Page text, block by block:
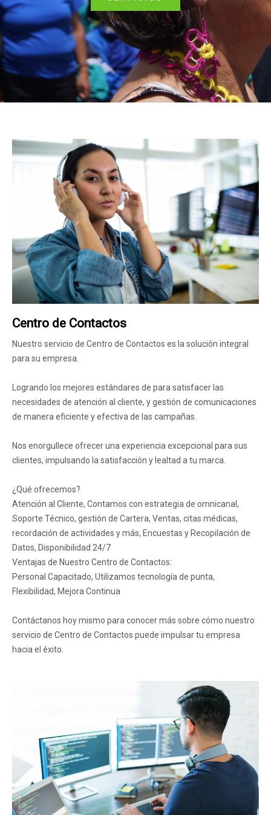
Centro de Contactos
Nuestro servicio de Centro de Contactos es la solución integral
para su empresa.
Logrando los mejores estándares de para satisfacer las
necesidades de atención al cliente, y gestión de comunicaciones
de manera eficiente y efectiva de las campañas.
Nos enorgullece ofrecer una experiencia excepcional para sus
clientes, impulsando la satisfacción y lealtad a tu marca.
¿Qué ofrecemos?
Atención al Cliente, Contamos con estrategia de omnicanal,
Soporte Técnico, gestión de Cartera, Ventas, citas médicas,
recordación de actividades y más, Encuestas y Recopilación de
Datos, Disponibilidad 24/7
Ventajas de Nuestro Centro de Contactos:
Personal Capacitado, Utilizamos tecnología de punta,
Flexibilidad, Mejora Continua
Contáctanos hoy mismo para conocer más sobre cómo nuestro
servicio de Centro de Contactos puede impulsar tu empresa
hacia el éxito.